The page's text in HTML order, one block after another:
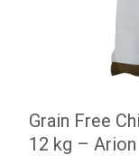
Grain Free
12 kg – Arion